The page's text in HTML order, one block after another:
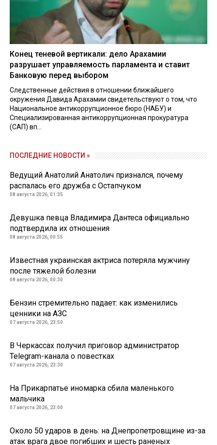
Конец теневой вертикали: дело Арахамии
разрушает управляемость парламента и ставит
Банковую перед выбором
Следственные действия в отношении ближайшего
окружения Давида Арахамии свидетельствуют о том, что
Национальное антикоррупционное бюро (НАБУ) и
Специализированная антикоррупционная прокуратура
(САП) вп...
ПОСЛЕДНИЕ НОВОСТИ »
Ведущий Анатолий Анатолич признался, почему
распалась его дружба с Остапчуком
08 августа 2026, 01:35
Девушка певца Владимира Дантеса официально
подтвердила их отношения
08 августа 2026, 00:55
Известная украинская актриса потеряла мужчину
после тяжелой болезни
08 августа 2026, 00:30
Бензин стремительно падает: как изменились
ценники на АЗС
07 августа 2026, 23:50
В Черкассах получил приговор администратор
Telegram-канала о повестках
07 августа 2026, 23:30
На Прикарпатье иномарка сбила маленького
мальчика
07 августа 2026, 23:00
Около 50 ударов в день: на Днепропетровщине из-за
атак врага двое погибших и шесть раненых